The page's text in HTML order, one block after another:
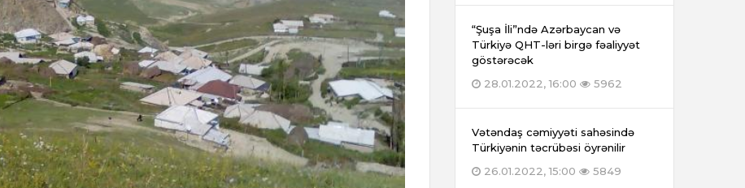
“Şuşa İli”ndə Azərbaycan və
Türkiyə QHT-ləri birgə fəaliyyət
göstərəcək
28.01.2022, 16:00
5962
Vətəndaş cəmiyyəti sahəsində
Türkiyənin təcrübəsi öyrənilir
26.01.2022, 15:00
5849